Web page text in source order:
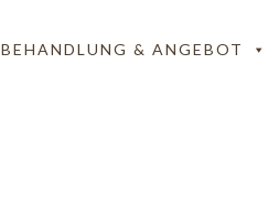
BEHANDLUNG & ANGEBOT